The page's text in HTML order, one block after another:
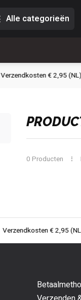
Alle categorieën
Snelle levering Veilig
0 Producten
Snelle levering